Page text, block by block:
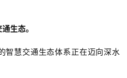
生态。
智慧交通生态体系正在迈向深水